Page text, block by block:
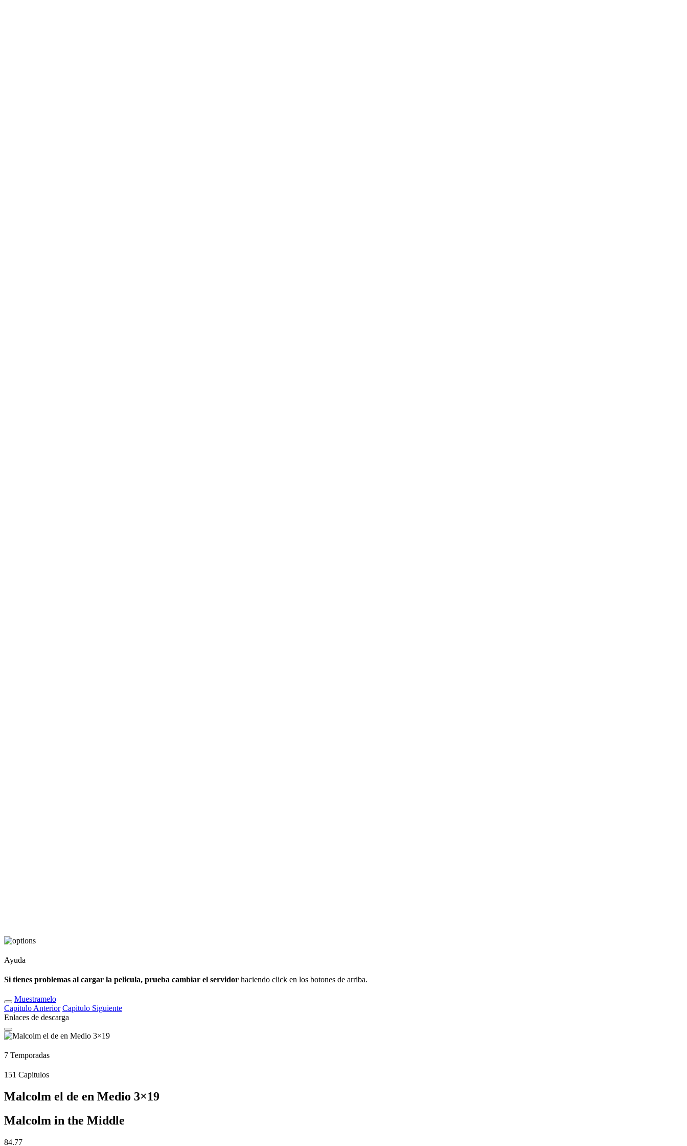
Ayuda
Si tienes problemas al cargar la pelicula, prueba cambiar el servidor haciendo click en los botones de arriba.
Muestramelo
Capitulo Anterior Capitulo Siguiente
Enlaces de descarga
7 Temporadas
151 Capitulos
Malcolm el de en Medio 3×19
Malcolm in the Middle
84.77